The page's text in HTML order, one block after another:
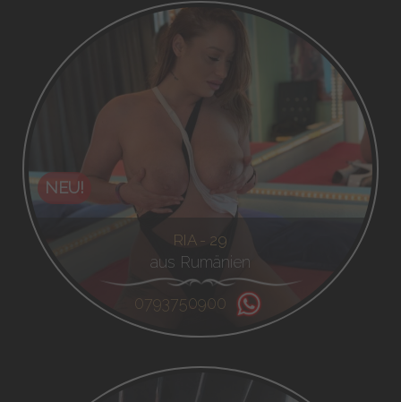
NEU!
RIA - 29
aus Rumänien
0793750900